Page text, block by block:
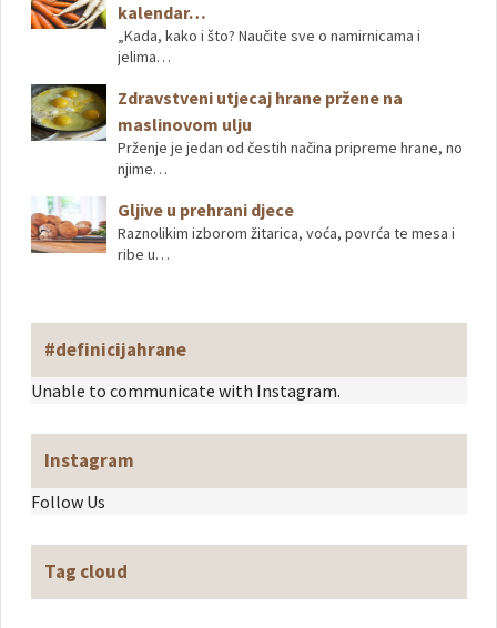
kalendar…
„Kada, kako i što? Naučite sve o namirnicama i
jelima…
Zdravstveni utjecaj hrane pržene na
maslinovom ulju
Prženje je jedan od čestih načina pripreme hrane, no
njime…
Gljive u prehrani djece
Raznolikim izborom žitarica, voća, povrća te mesa i
ribe u…
#definicijahrane
Unable to communicate with Instagram.
Instagram
Follow Us
Tag cloud